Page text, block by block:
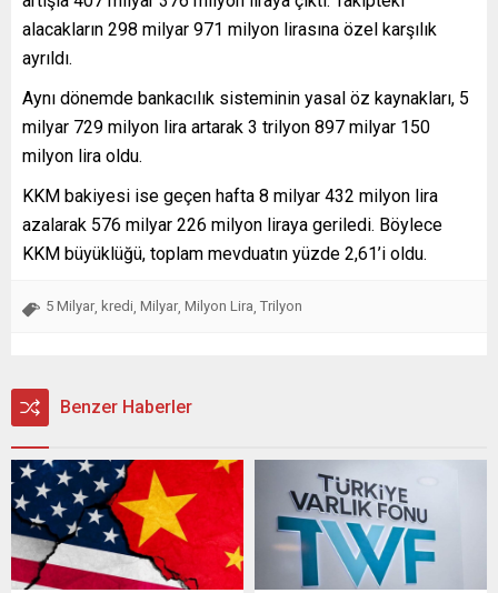
alacakların 298 milyar 971 milyon lirasına özel karşılık
ayrıldı.
Aynı dönemde bankacılık sisteminin yasal öz kaynakları, 5
milyar 729 milyon lira artarak 3 trilyon 897 milyar 150
milyon lira oldu.
KKM bakiyesi ise geçen hafta 8 milyar 432 milyon lira
azalarak 576 milyar 226 milyon liraya geriledi. Böylece
KKM büyüklüğü, toplam mevduatın yüzde 2,61’i oldu.
5 Milyar kredi Milyar Milyon Lira Trilyon
Benzer Haberler